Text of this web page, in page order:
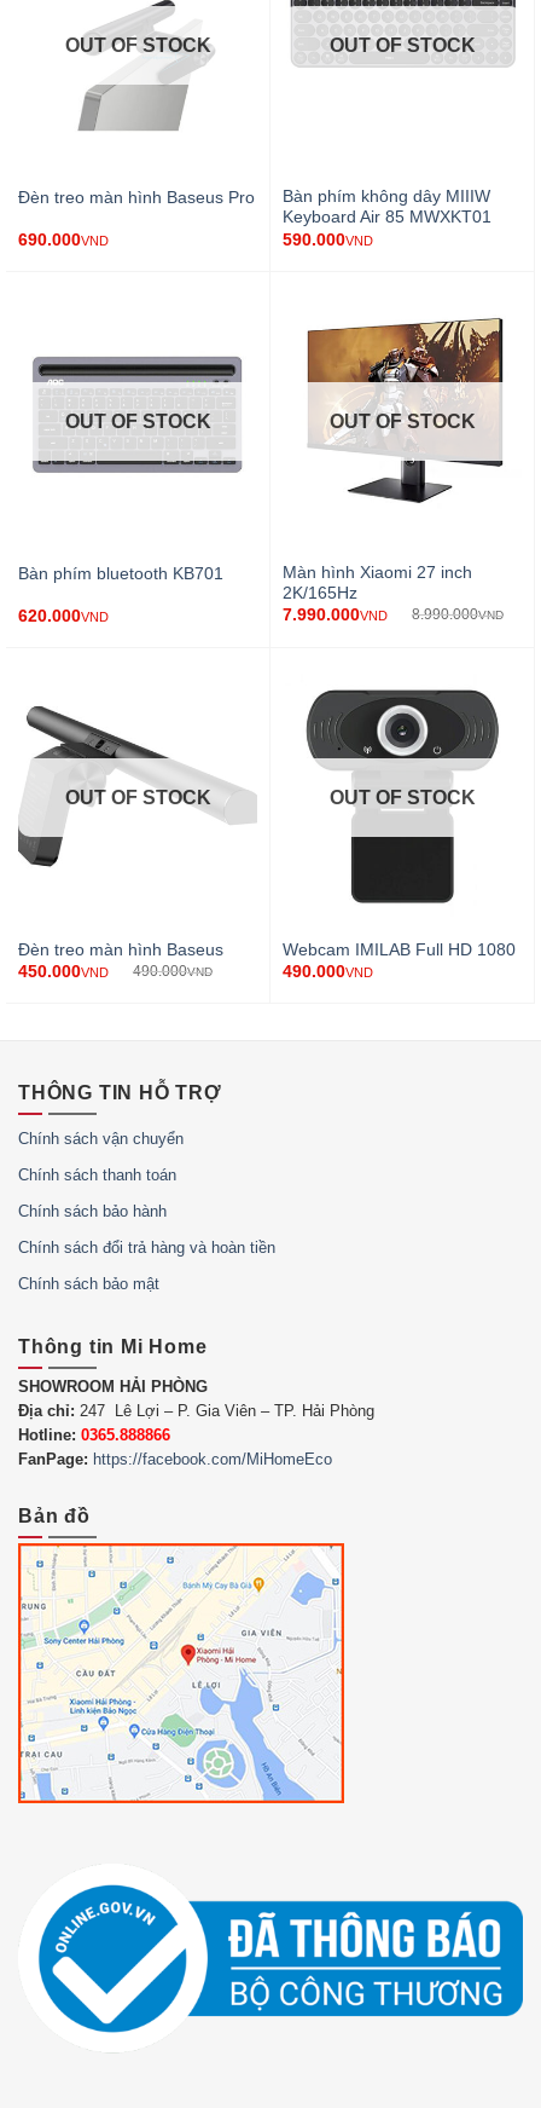
OUT OF STOCK
Đèn treo màn hình Baseus Pro
690.000VND
OUT OF STOCK
Bàn phím không dây MIIIW
Keyboard Air 85 MWXKT01
590.000VND
OUT OF STOCK
Bàn phím bluetooth KB701
620.000VND
OUT OF STOCK
Màn hình Xiaomi 27 inch
2K/165Hz
7.990.000VND 8.990.000VND
OUT OF STOCK
Đèn treo màn hình Baseus
450.000VND 490.000VND
OUT OF STOCK
Webcam IMILAB Full HD 1080
490.000VND
THÔNG TIN HỖ TRỢ
Chính sách vận chuyển
Chính sách thanh toán
Chính sách bảo hành
Chính sách đổi trả hàng và hoàn tiền
Chính sách bảo mật
Thông tin Mi Home
SHOWROOM HẢI PHÒNG
Địa chỉ: 247 Lê Lợi – P. Gia Viên – TP. Hải Phòng
Hotline: 0365.888866
FanPage: https://facebook.com/MiHomeEco
Bản đồ